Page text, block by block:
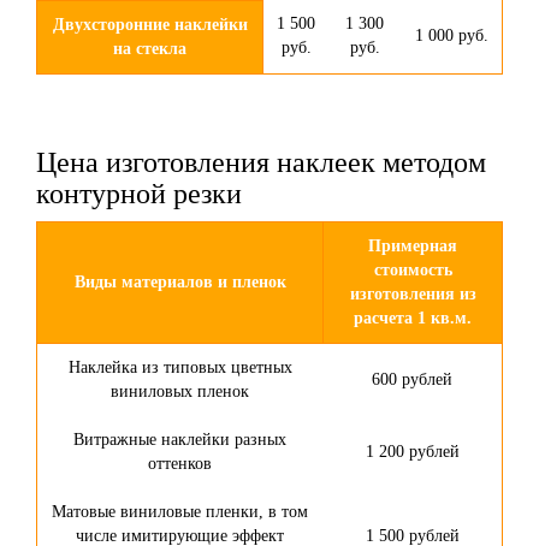
Двухсторонние наклейки
на стекла
1 500
руб.
1 300
руб.
1 000 руб.
Цена изготовления наклеек методом
контурной резки
Виды материалов и пленок
Примерная
стоимость
изготовления из
расчета 1 кв.м.
Наклейка из типовых цветных
виниловых пленок
600 рублей
Витражные наклейки разных
оттенков
1 200 рублей
Матовые виниловые пленки, в том
числе имитирующие эффект
1 500 рублей